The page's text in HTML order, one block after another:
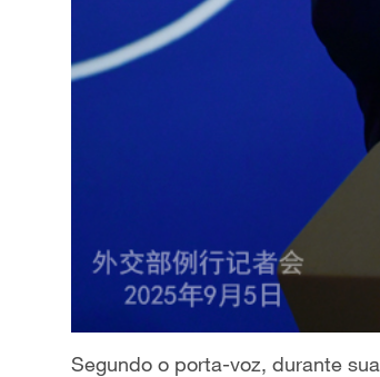
Segundo o porta-voz, durante